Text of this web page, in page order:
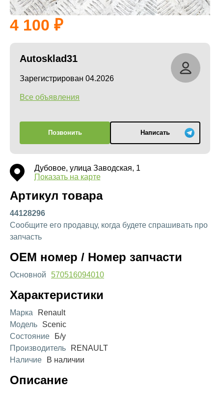
4 100
Autosklad31
Зарегистрирован 04.2026
Все объявления
Позвонить Написать
Дубовое, улица Заводская, 1
Показать на карте
Артикул товара
44128296
Сообщите его продавцу, когда будете спрашивать про
запчасть
OEM номер / Номер запчасти
Основной 570516094010
Характеристики
Марка
Renault
Модель
Scenic
Состояние
Б/у
Производитель
RENAULT
Наличие
В наличии
Описание